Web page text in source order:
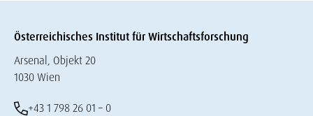
Österreichisches Institut für Wirtschaftsforschung
Arsenal, Objekt 20
1030 Wien
+43 1 798 26 01 – 0